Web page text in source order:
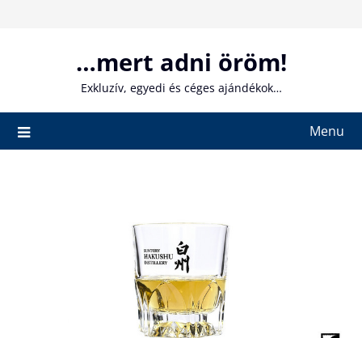
…mert adni öröm!
Exkluzív, egyedi és céges ajándékok…
Menu